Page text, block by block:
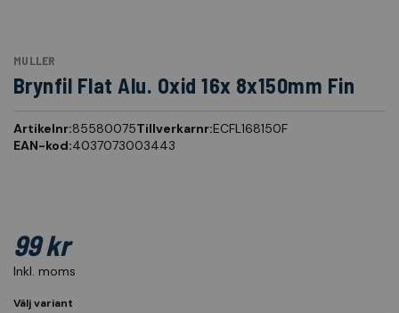
MULLER
Brynfil Flat Alu. Oxid 16x 8x150mm Fin
Artikelnr:85580075Tillverkarnr:ECFL168150F
EAN-kod:4037073003443
Inkl. moms
99 kr
Välj variant